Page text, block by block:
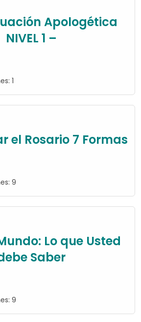
Apologética
NIVEL 1 –
1
el Rosario 7 Formas
9
Lo que Usted
Saber
9